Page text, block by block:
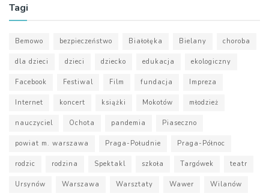
Tagi
Bemowo bezpieczeństwo Białołęka Bielany choroba
dla dzieci dzieci dziecko edukacja ekologiczny
Facebook Festiwal Film fundacja Impreza
Internet koncert książki Mokotów młodzież
nauczyciel Ochota pandemia Piaseczno
powiat m. warszawa Praga-Południe Praga-Północ
rodzic rodzina Spektakl szkoła Targówek teatr
Ursynów Warszawa Warsztaty Wawer Wilanów